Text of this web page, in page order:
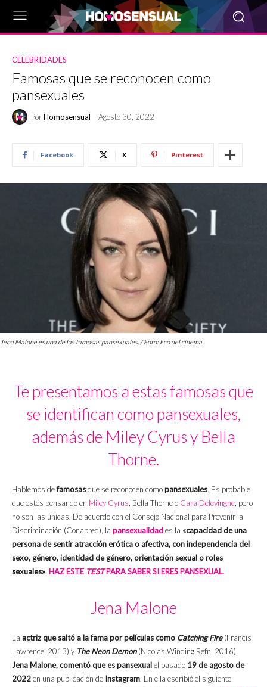
CELEBRIDADES
Famosas que se reconocen como
pansexuales
PorHomosensual Agosto 30, 2022
Facebook X Pinterest
Jena Malone es una de las famosas pansexuales. / Foto: Eco del cinema
Te presentamos a estas famosas que
se identifican como pansexuales,
además de Miley Cyrus y Bella
Thorne.
Hablemos defamosasque se reconocen comopansexuales. Es probable
que estés pensando en Miley Cyrus, Bella Thorne o Cara Delevingne, pero
no son las únicas. De acuerdo con el Consejo Nacional para Prevenir la
Discriminación (Conapred), la pansexualidades la «capacidad de una
persona de sentir atracción erótica o afectiva, con independencia del
sexo, género, identidad de género, orientación sexual o roles
sexuales». HAZ ESTE TESTPARA SABER SI ERES PANSEXUAL.
Jena Malone
La actriz que saltó a la fama por películas como Catching Fire(Francis
Lawrence, 2013) y The Neon Demon(Nicolas Winding Refn, 2016),
Jena Malone, comentó que es pansexualel pasado 19 de agosto de
2022en una publicación de Instagram. En ella escribió el siguiente